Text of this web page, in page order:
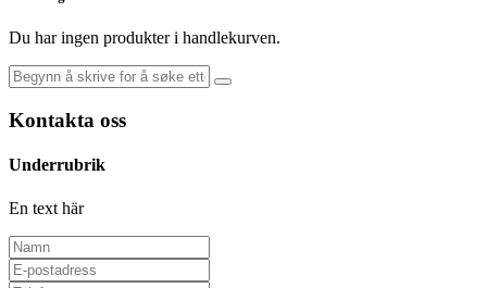
Du har ingen produkter i handlekurven.
Kontakta oss
Underrubrik
En text här